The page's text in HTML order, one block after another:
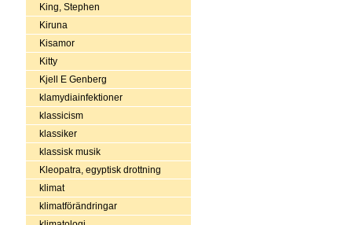
King, Stephen
Kiruna
Kisamor
Kitty
Kjell E Genberg
klamydiainfektioner
klassicism
klassiker
klassisk musik
Kleopatra, egyptisk drottning
klimat
klimatförändringar